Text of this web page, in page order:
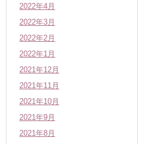
2022年4月
2022年3月
2022年2月
2022年1月
2021年12月
2021年11月
2021年10月
2021年9月
2021年8月